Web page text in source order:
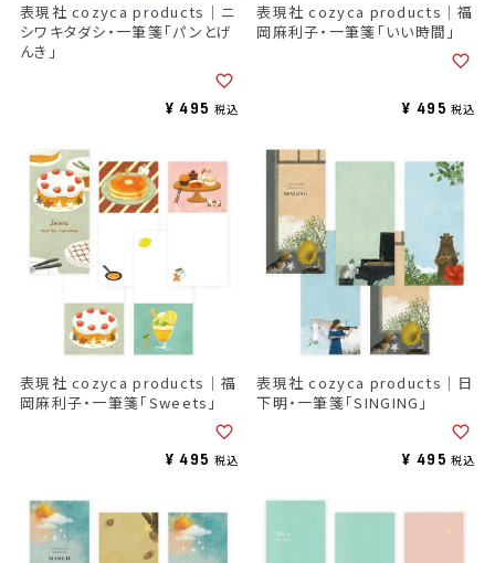
表現社 cozyca products｜ニ
シワキタダシ・一筆箋「パンとげ
んき」
¥ 495 税込
表現社 cozyca products｜福
岡麻利子・一筆箋「いい時間」
¥ 495 税込
表現社 cozyca products｜福
岡麻利子・一筆箋「Sweets」
¥ 495 税込
表現社 cozyca products｜日
下明・一筆箋「SINGING」
¥ 495 税込